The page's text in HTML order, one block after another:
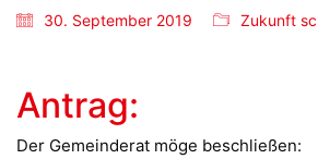
30. September 2019 Zukunft
Antrag:
Der Gemeinderat möge beschließen: